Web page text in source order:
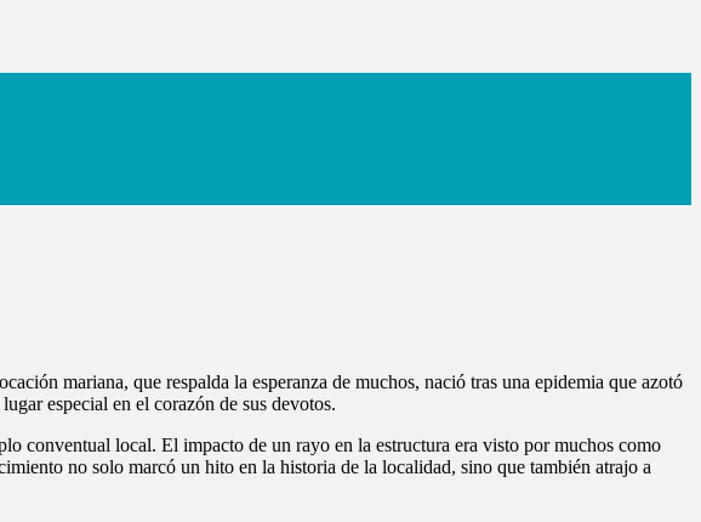
mariana, que respalda la esperanza de muchos, nació tras una epidemia que azotó
especial en el corazón de sus devotos.
conventual local. El impacto de un rayo en la estructura era visto por muchos como
no solo marcó un hito en la historia de la localidad, sino que también atrajo a